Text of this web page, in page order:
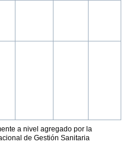
a nivel agregado por la
de Gestión Sanitaria